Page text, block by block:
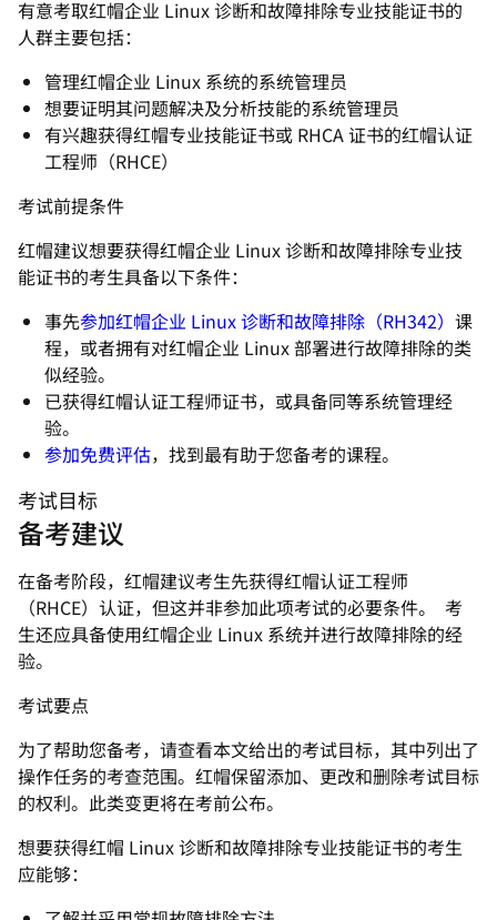
有意考取红帽企业 Linux 诊断和故障排除专业技能证书的
人群主要包括：
管理红帽企业 Linux 系统的系统管理员
想要证明其问题解决及分析技能的系统管理员
有兴趣获得红帽专业技能证书或 RHCA 证书的红帽认证
工程师（RHCE）
考试前提条件
红帽建议想要获得红帽企业 Linux 诊断和故障排除专业技
能证书的考生具备以下条件：
事先参加红帽企业 Linux 诊断和故障排除（RH342） 课
程，或者拥有对红帽企业 Linux 部署进行故障排除的类
似经验。
已获得红帽认证工程师证书，或具备同等系统管理经
验。
参加免费评估，找到最有助于您备考的课程。
考试目标
备考建议
在备考阶段，红帽建议考生先获得红帽认证工程师
（RHCE）认证，但这并非参加此项考试的必要条件。 考
生还应具备使用红帽企业 Linux 系统并进行故障排除的经
验。
考试要点
为了帮助您备考，请查看本文给出的考试目标，其中列出了
操作任务的考查范围。红帽保留添加、更改和删除考试目标
的权利。此类变更将在考前公布。
想要获得红帽 Linux 诊断和故障排除专业技能证书的考生
应能够：